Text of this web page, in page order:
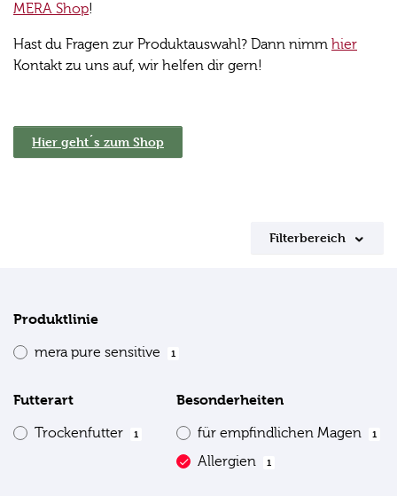
MERA Shop!
Hast du Fragen zur Produktauswahl? Dann nimm hier
Kontakt zu uns auf, wir helfen dir gern!
Hier geht´s zum Shop
Filterbereich
Produktlinie
mera pure sensitive 1
Futterart
Trockenfutter 1
Besonderheiten
für empfindlichen Magen 1
Allergien 1